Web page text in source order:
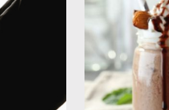
ingrédients naturels sont utilisés
biologique. Et bien sûr, par-
achète ses fèves de cacao à
fruits en plus du cacao, et n'utilisent